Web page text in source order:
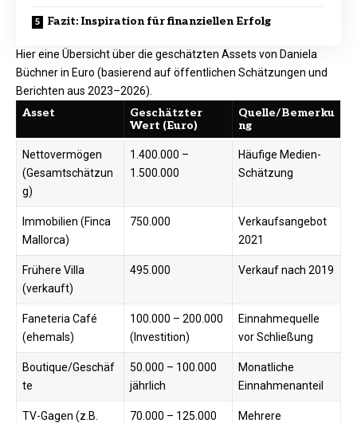
Fazit: Inspiration für finanziellen Erfolg
Hier eine Übersicht über die geschätzten Assets von Daniela
Büchner in Euro (basierend auf öffentlichen Schätzungen und
Berichten aus 2023–2026).
Asset
Geschätzter
Wert (Euro)
Quelle/Bemerku
ng
Nettovermögen
(Gesamtschätzun
g)
1.400.000 –
1.500.000
Häufige Medien-
Schätzung
Immobilien (Finca
Mallorca)
750.000
Verkaufsangebot
2021​
Frühere Villa
(verkauft)
495.000 Verkauf nach 2019​
Faneteria Café
(ehemals)
100.000 – 200.000
(Investition)
Einnahmequelle
vor Schließung​
Boutique/Geschäf
te
50.000 – 100.000
jährlich
Monatliche
Einnahmenanteil​
TV-Gagen (z.B.
70.000 – 125.000
Mehrere